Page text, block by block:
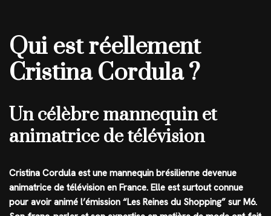
Qui est réellement
Cristina Cordula ?
Un célèbre mannequin et
animatrice de télévision
Cristina Cordula est une mannequin brésilienne devenue
animatrice de télévision en France. Elle est surtout connue
pour avoir animé l’émission “Les Reines du Shopping” sur M6.